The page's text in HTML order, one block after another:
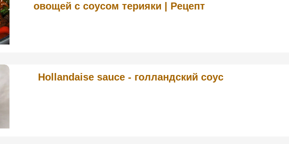
овощей с соусом терияки | Рецепт
Hollandaise sauce - голландский соус